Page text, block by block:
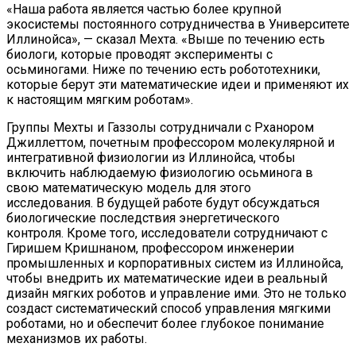
«Наша работа является частью более крупной
экосистемы постоянного сотрудничества в Университете
Иллинойса», — сказал Мехта. «Выше по течению есть
биологи, которые проводят эксперименты с
осьминогами. Ниже по течению есть робототехники,
которые берут эти математические идеи и применяют их
к настоящим мягким роботам».
Группы Мехты и Газзолы сотрудничали с Рханором
Джиллеттом, почетным профессором молекулярной и
интегративной физиологии из Иллинойса, чтобы
включить наблюдаемую физиологию осьминога в
свою математическую модель для этого
исследования. В будущей работе будут обсуждаться
биологические последствия энергетического
контроля. Кроме того, исследователи сотрудничают с
Гиришем Кришнаном, профессором инженерии
промышленных и корпоративных систем из Иллинойса,
чтобы внедрить их математические идеи в реальный
дизайн мягких роботов и управление ими. Это не только
создаст систематический способ управления мягкими
роботами, но и обеспечит более глубокое понимание
механизмов их работы.